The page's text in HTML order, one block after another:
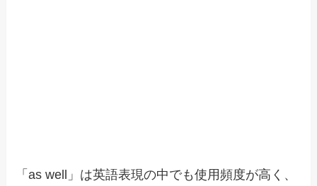
「as well」は英語表現の中でも使用頻度が高く、